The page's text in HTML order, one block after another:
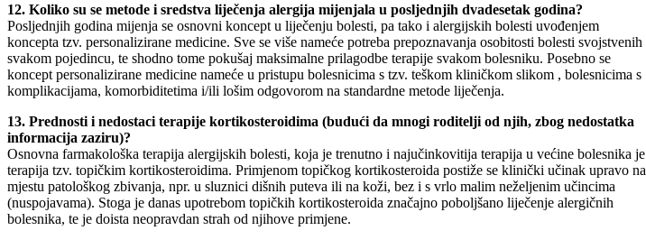
12. Koliko su se metode i sredstva liječenja alergija mijenjala u posljednjih dvadesetak godina?
Posljednjih godina mijenja se osnovni koncept u liječenju bolesti, pa tako i alergijskih bolesti uvođenjem
koncepta tzv. personalizirane medicine. Sve se više nameće potreba prepoznavanja osobitosti bolesti svojstvenih
svakom pojedincu, te shodno tome pokušaj maksimalne prilagodbe terapije svakom bolesniku. Posebno se
koncept personalizirane medicine nameće u pristupu bolesnicima s tzv. teškom kliničkom slikom , bolesnicima s
komplikacijama, komorbiditetima i/ili lošim odgovorom na standardne metode liječenja.
13. Prednosti i nedostaci terapije kortikosteroidima (budući da mnogi roditelji od njih, zbog nedostatka
informacija zaziru)?
Osnovna farmakološka terapija alergijskih bolesti, koja je trenutno i najučinkovitija terapija u većine bolesnika je
terapija tzv. topičkim kortikosteroidima. Primjenom topičkog kortikosteroida postiže se klinički učinak upravo na
mjestu patološkog zbivanja, npr. u sluznici dišnih puteva ili na koži, bez i s vrlo malim neželjenim učincima
(nuspojavama). Stoga je danas upotrebom topičkih kortikosteroida značajno poboljšano liječenje alergičnih
bolesnika, te je doista neopravdan strah od njihove primjene.